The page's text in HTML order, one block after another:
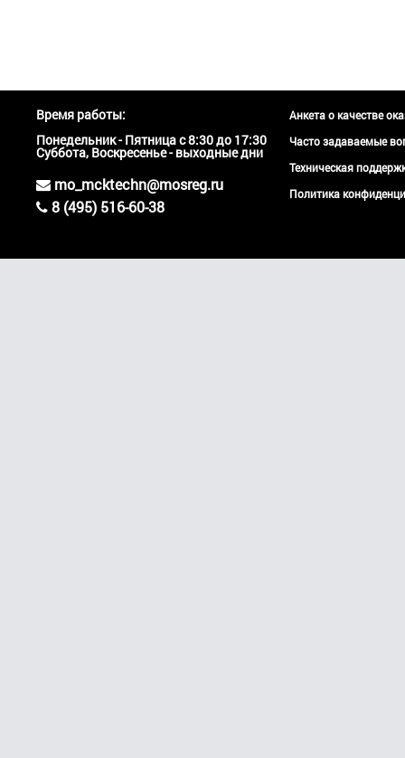
Время работы:
Понедельник - Пятница с 8:30 до 17:30
Суббота, Воскресенье - выходные дни
mo_mcktechn@mosreg.ru
8 (495) 516-60-38
Анкета о качестве
Часто задаваемые
Техническая
Политика